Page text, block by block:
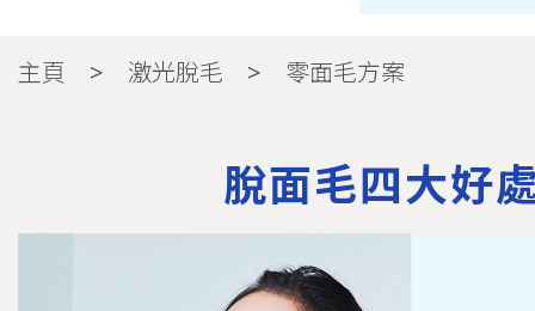
激光脫面毛 | 面部脫毛 呈現白滑
激光脫面毛後，皮膚更淨白、護膚品更易吸收、妝容更貼服無
療程由經驗豐富的高級治療師主理，承諾以至高安全標準，提
主頁 激光脫毛 零面毛方案
脫面毛四大好